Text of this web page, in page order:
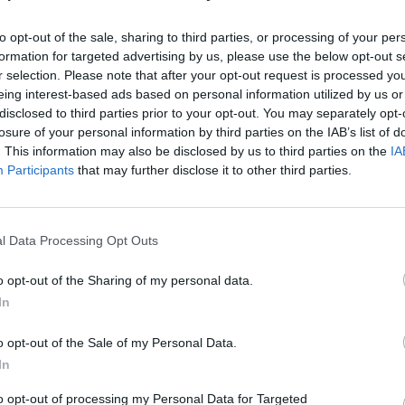
opt-out of the sale, sharing to third parties, or processing of your
for targeted advertising by us, please use the below opt-out
selection. Please note that after your opt-out request is processed
interest-based ads based on personal information utilized by us
to third parties prior to your opt-out. You may separately
of your personal information by third parties on the IAB’s list of
This information may also be disclosed by us to third parties on the
Participants that may further disclose it to other third parties.
Data Processing Opt Outs
opt-out of the Sharing of my personal data.
opt-out of the Sale of my Personal Data.
opt-out of processing my Personal Data for Targeted
empresa presidida por
año. Durante el primer trimestre, la
de euros, una cifra que supera la del año
número de líneas móvil ha subido de 36.300 a
-ya sea fibra o ADSL- ha pasado de 16.600
por valor de tres millones de euros,
previsto invertir un millón de euros
año. La estrategia pasa por la
físicas en Catalunya de tres tipos:
de provincia, franquicias en las capitales de
pequeños. De momento, la operadora tiene tres
una en Lleida y una en Reus.
empresas de telecomunicaciones locales para